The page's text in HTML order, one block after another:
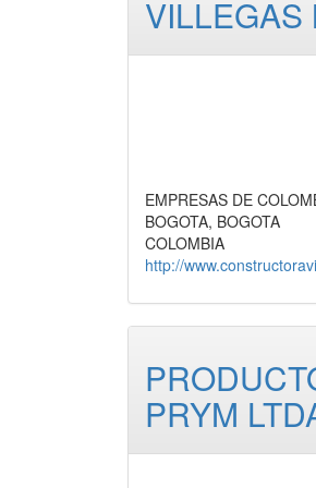
VILLEGAS
EMPRESAS DE
BOGOTA, BOGOTA
COLOMBIA
http://
PRYM